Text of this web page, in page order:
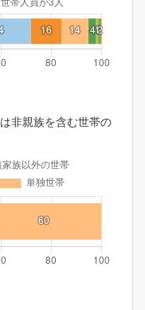
非親族を含む世帯の